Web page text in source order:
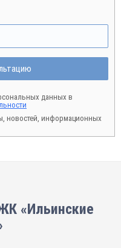
данных в
новостей, информационных
«Ильинские